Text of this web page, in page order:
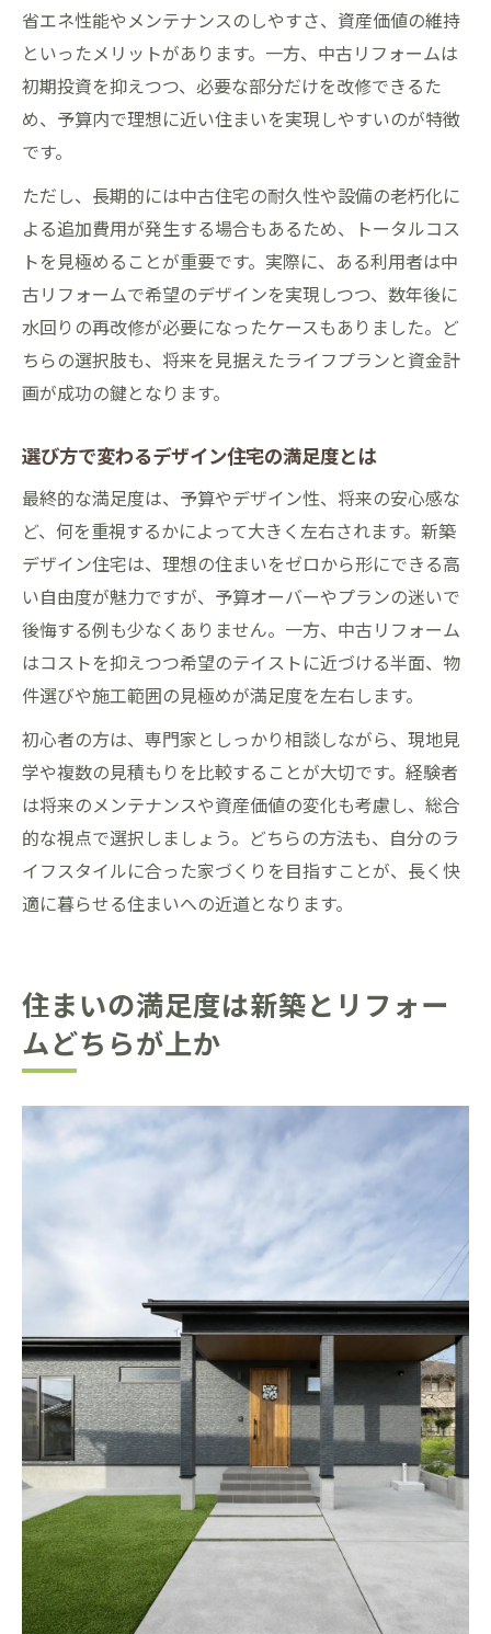
省エネ性能やメンテナンスのしやすさ、資産価値の維持
といったメリットがあります。一方、中古リフォームは
初期投資を抑えつつ、必要な部分だけを改修できるた
め、予算内で理想に近い住まいを実現しやすいのが特徴
です。
ただし、長期的には中古住宅の耐久性や設備の老朽化に
よる追加費用が発生する場合もあるため、トータルコス
トを見極めることが重要です。実際に、ある利用者は中
古リフォームで希望のデザインを実現しつつ、数年後に
水回りの再改修が必要になったケースもありました。ど
ちらの選択肢も、将来を見据えたライフプランと資金計
画が成功の鍵となります。
選び方で変わるデザイン住宅の満足度とは
最終的な満足度は、予算やデザイン性、将来の安心感な
ど、何を重視するかによって大きく左右されます。新築
デザイン住宅は、理想の住まいをゼロから形にできる高
い自由度が魅力ですが、予算オーバーやプランの迷いで
後悔する例も少なくありません。一方、中古リフォーム
はコストを抑えつつ希望のテイストに近づける半面、物
件選びや施工範囲の見極めが満足度を左右します。
初心者の方は、専門家としっかり相談しながら、現地見
学や複数の見積もりを比較することが大切です。経験者
は将来のメンテナンスや資産価値の変化も考慮し、総合
的な視点で選択しましょう。どちらの方法も、自分のラ
イフスタイルに合った家づくりを目指すことが、長く快
適に暮らせる住まいへの近道となります。
住まいの満足度は新築とリフォー
ムどちらが上か